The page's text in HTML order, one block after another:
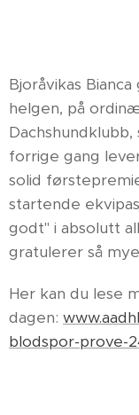
Bjoråvikas
helgen, på
forrige gang
solid
startende
godt" i absolutt
gratulerer så
Her kan du lese
dagen:
blodspor-prove-